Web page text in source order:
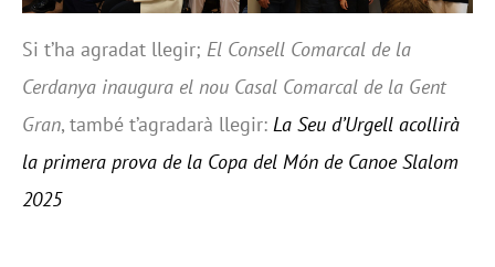
Si t’ha agradat llegir; El Consell Comarcal de la
Cerdanya inaugura el nou Casal Comarcal de la Gent
Gran, també t’agradarà llegir: La Seu d’Urgell acollirà
la primera prova de la Copa del Món de Canoe Slalom
2025